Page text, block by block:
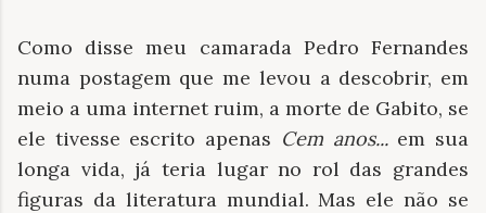
Como disse meu camarada Pedro Fernandes
numa postagem que me levou a descobrir, em
meio a uma internet ruim, a morte de Gabito, se
ele tivesse escrito apenas Cem anos...em sua
longa vida, já teria lugar no rol das grandes
figuras da literatura mundial. Mas ele não se